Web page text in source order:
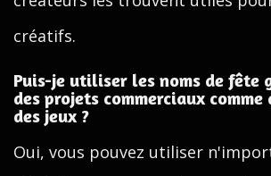
créatifs.
Puis-je utiliser les noms de fête
des projets commerciaux
des jeux ?
Oui, vous pouvez utiliser